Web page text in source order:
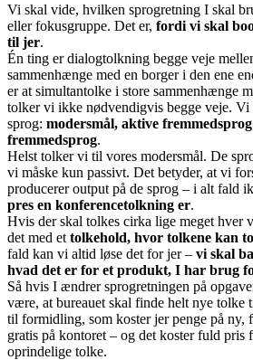
Vi skal vide, hvilken sprogretning I skal
eller fokusgruppe. Det er, fordi vi skal
til jer.
Én ting er dialogtolkning begge veje
sammenhænge med en borger i den ene
er at simultantolke i store sammenhænge
tolker vi ikke nødvendigvis begge veje.
sprog: modersmål, aktive fremmedsprog
fremmedsprog.
Helst tolker vi til vores modersmål. De
vi måske kun passivt. Det betyder, at vi
producerer output på de sprog – i alt fald
pres en konferencetolkning er.
Hvis der skal tolkes cirka lige meget hver
det med et tolkehold, hvor tolkene kan
fald kan vi altid løse det for jer – vi skal
hvad det er for et produkt, I har brug
Så hvis I ændrer sprogretningen på
være, at bureauet skal finde helt nye tolke
til formidling, som koster jer penge på ny,
gratis på kontoret – og det koster fuld pris
oprindelige tolke.